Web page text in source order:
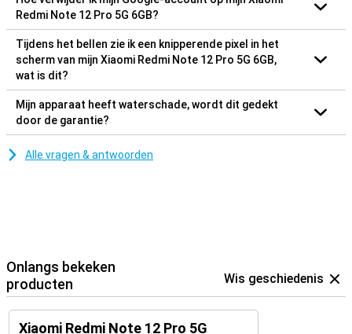
Redmi Note 12 Pro 5G 6GB?
Tijdens het bellen zie ik een knipperende pixel in het
scherm van mijn Xiaomi Redmi Note 12 Pro 5G 6GB,
wat is dit?
Mijn apparaat heeft waterschade, wordt dit gedekt
door de garantie?
Alle vragen & antwoorden
Onlangs bekeken
producten
Wis geschiedenis
Xiaomi Redmi Note 12 Pro 5G